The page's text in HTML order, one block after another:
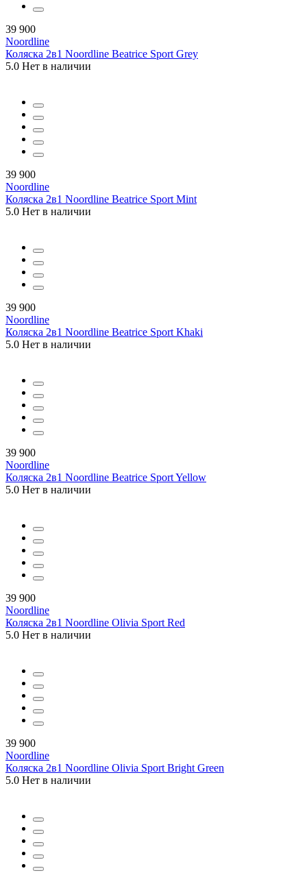
39 900
Noordline
Коляска 2в1 Noordline Beatrice Sport Grey
5.0 Нет в наличии
39 900
Noordline
Коляска 2в1 Noordline Beatrice Sport Mint
5.0 Нет в наличии
39 900
Noordline
Коляска 2в1 Noordline Beatrice Sport Khaki
5.0 Нет в наличии
39 900
Noordline
Коляска 2в1 Noordline Beatrice Sport Yellow
5.0 Нет в наличии
39 900
Noordline
Коляска 2в1 Noordline Olivia Sport Red
5.0 Нет в наличии
39 900
Noordline
Коляска 2в1 Noordline Olivia Sport Bright Green
5.0 Нет в наличии